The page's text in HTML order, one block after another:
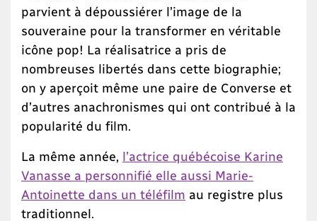
parvient à dépoussiérer l’image de la
souveraine pour la transformer en véritable
icône pop! La réalisatrice a pris de
nombreuses libertés dans cette biographie;
on y aperçoit même une paire de Converse et
d’autres anachronismes qui ont contribué à la
popularité du film.
La même année, l’actrice québécoise Karine
Vanasse a personnifié elle aussi Marie-
Antoinette dans un téléfilm au registre plus
traditionnel.